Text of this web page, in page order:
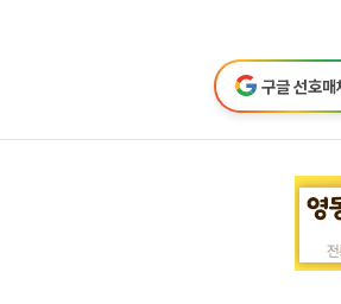
구글 선호매